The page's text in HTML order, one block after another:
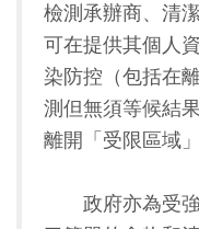
檢測承辦商、清
可在提供其個人
染防控（包括在
測但無須等候結
離開「受限區域」
政府亦為受強